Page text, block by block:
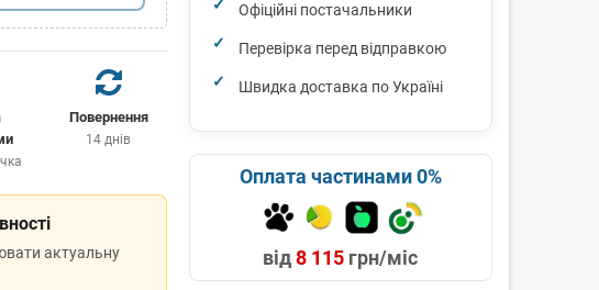
Повернення
14 днів
актуальну
Офіційні постачальники
Перевірка перед відправкою
Швидка доставка по Україні
Оплата частинами 0%
від8 115 грн/міс